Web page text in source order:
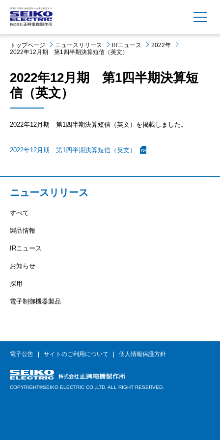
MENU
トップページ ニュースリリース IRニュース
2022年
2022年12月期 第1四半期決算短信（英文）
2022年12月期 第1四半期決算短
信（英文）
2022年12月期 第1四半期決算短信（英文）を掲載しました。
2022年12月期 第1四半期決算短信（英文）
ニュースリリース
すべて
製品情報
IRニュース
お知らせ
採用
電子制御機器製品
電子公告 サイトのご利用について 個人情報保護方針
COPYRIGHT©SEIKO ELECTRIC CO.,LTD. ALL RIGHT RESERVED.